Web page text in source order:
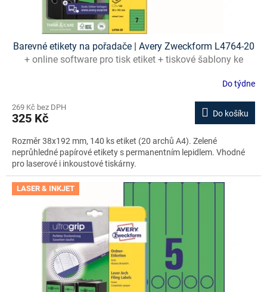
Barevné etikety na pořadače | Avery Zweckform L4764-20
+ online software pro tisk etiket + tiskové šablony ke
Do týdne
269 Kč bez DPH
325 Kč Do košíku
Rozměr 38x192 mm, 140 ks etiket (20 archů A4). Zelené
neprůhledné papírové etikety s permanentním lepidlem. Vhodné
pro laserové i inkoustové tiskárny.
LASER & INKJET